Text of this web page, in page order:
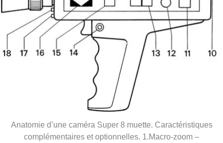
Anatomie d’une caméra Super 8 muette. Caractéristiques
complémentaires et optionnelles. 1.Macro-zoom –